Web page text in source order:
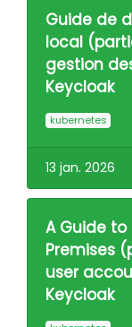
Guide de
local
gestion
Keycloak
kubernetes
13 jan. 2026
A Guide
Premises
user
Keycloak